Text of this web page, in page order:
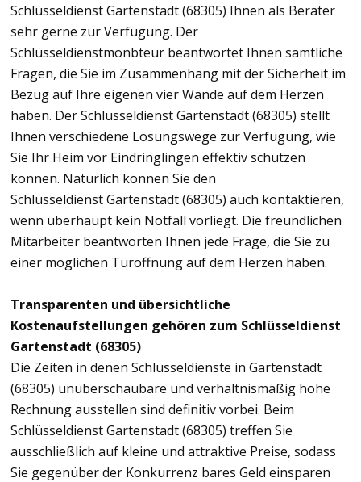
Schlüsseldienst Gartenstadt (68305) Ihnen als Berater
sehr gerne zur Verfügung. Der
Schlüsseldienstmonbteur beantwortet Ihnen sämtliche
Fragen, die Sie im Zusammenhang mit der Sicherheit im
Bezug auf Ihre eigenen vier Wände auf dem Herzen
haben. Der Schlüsseldienst Gartenstadt (68305) stellt
Ihnen verschiedene Lösungswege zur Verfügung, wie
Sie Ihr Heim vor Eindringlingen effektiv schützen
können. Natürlich können Sie den
Schlüsseldienst Gartenstadt (68305) auch kontaktieren,
wenn überhaupt kein Notfall vorliegt. Die freundlichen
Mitarbeiter beantworten Ihnen jede Frage, die Sie zu
einer möglichen Türöffnung auf dem Herzen haben.
Transparenten und übersichtliche
Kostenaufstellungen gehören zum Schlüsseldienst
Gartenstadt (68305)
Die Zeiten in denen Schlüsseldienste in Gartenstadt
(68305) unüberschaubare und verhältnismäßig hohe
Rechnung ausstellen sind definitiv vorbei. Beim
Schlüsseldienst Gartenstadt (68305) treffen Sie
ausschließlich auf kleine und attraktive Preise, sodass
Sie gegenüber der Konkurrenz bares Geld einsparen